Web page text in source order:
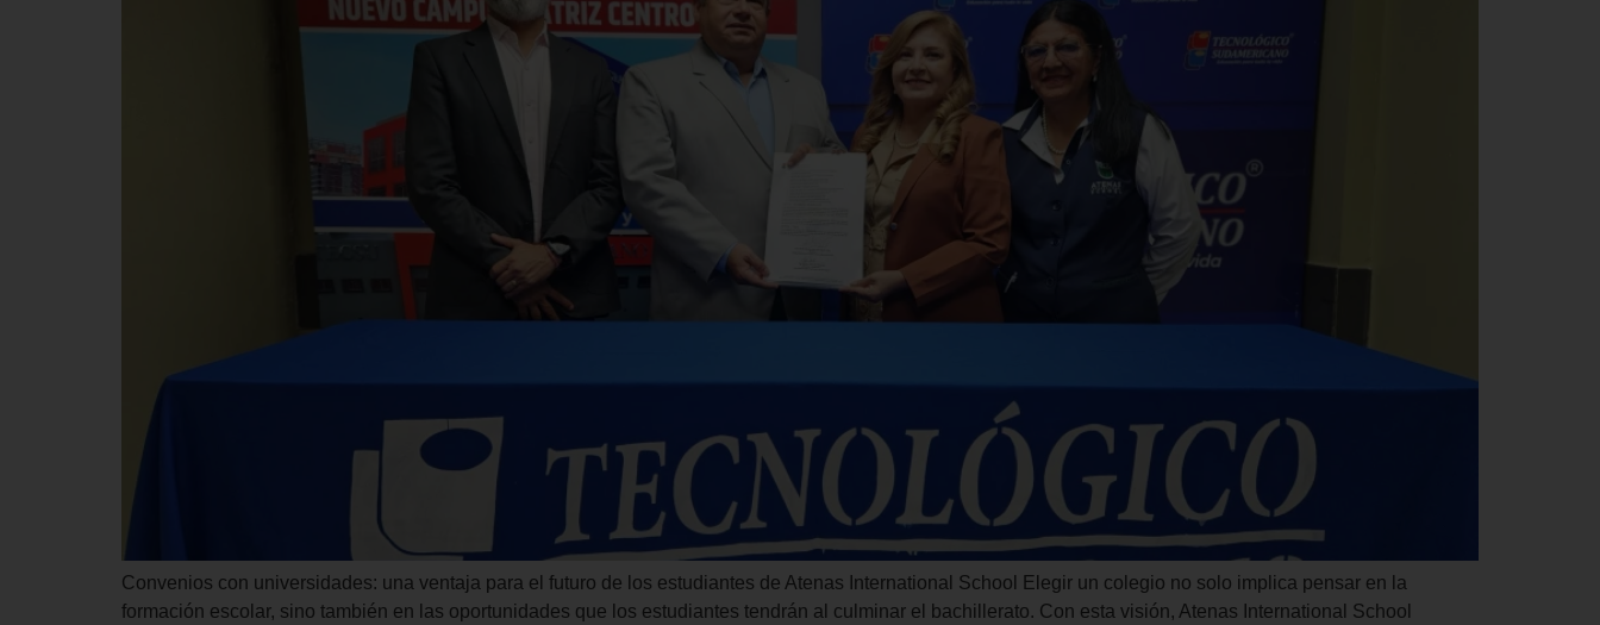
Convenios con universidades: una ventaja para el futuro de los estudiantes de Atenas International School Elegir un colegio no solo implica pensar en la
formación escolar, sino también en las oportunidades que los estudiantes tendrán al culminar el bachillerato. Con esta visión, Atenas International School